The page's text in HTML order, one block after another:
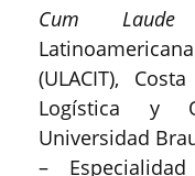
Cum Laude
(ULACIT),
Logística y
Universidad
–